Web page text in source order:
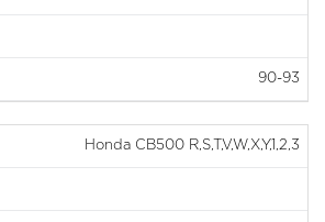
90-93
Honda CB500 R,S,T,V,W,X,Y,1,2,3